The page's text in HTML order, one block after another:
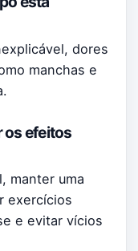
dores
manchas e
os efeitos
manter uma
exercícios
e evitar vícios